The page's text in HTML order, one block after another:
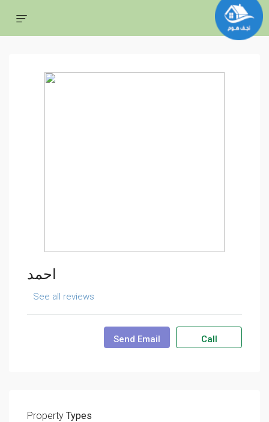
احمد
See all reviews
Send Email Call
Property Types